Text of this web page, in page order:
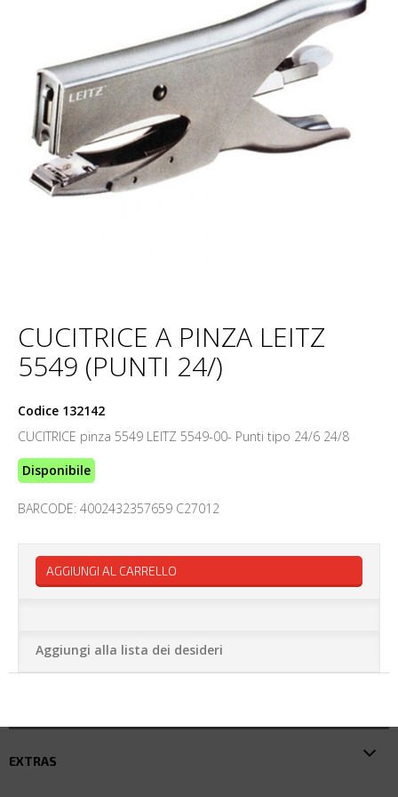
CUCITRICE A PINZA LEITZ
5549 (PUNTI 24/)
Codice 132142
CUCITRICE pinza 5549 LEITZ 5549-00- Punti tipo 24/6 24/8
Disponibile
BARCODE: 4002432357659 C27012
AGGIUNGI AL CARRELLO
Aggiungi alla lista dei desideri
EXTRAS